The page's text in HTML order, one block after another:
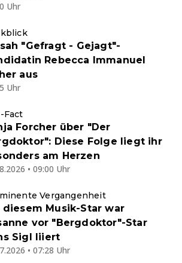
Uhr
"Gefragt - Gejagt"-
Rebecca Immanuel
aus
Uhr
Fact
Forcher über "Der
Diese Folge liegt ihr
am Herzen
• 09:00 Uhr
Vergangenheit
diesem Musik-Star war
vor "Bergdoktor"-Star
Sigl liiert
• 07:28 Uhr